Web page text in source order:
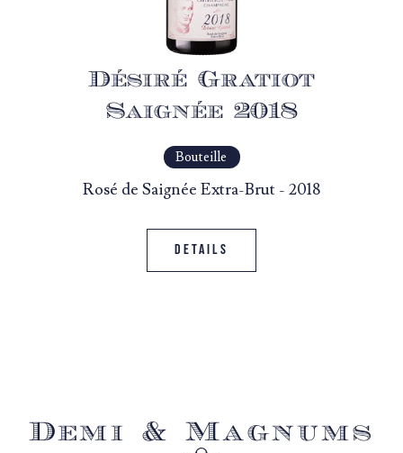
Désiré Gratiot
Saignée 2018
Bouteille
Rosé de Saignée Extra-Brut - 2018
Details
Demi & Magnums